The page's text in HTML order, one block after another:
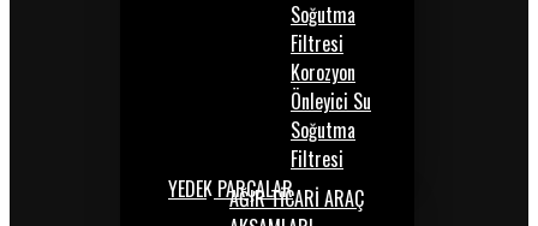
Soğutma
Filtresi
Korozyon
Önleyici Su
Soğutma
Filtresi
YEDEK PARÇALARAĞIR TİCARİ ARAÇ